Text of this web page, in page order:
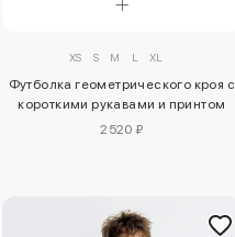
XS S M L XL
Футболка геометрического кроя с
короткими рукавами и принтом
2520 ₽